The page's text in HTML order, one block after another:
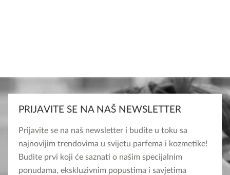
PRIJAVITE SE NA NAŠ NEWSLETTER
Prijavite se na naš newsletter i budite u toku sa
najnovijim trendovima u svijetu parfema i kozmetike!
Budite prvi koji će saznati o našim specijalnim
ponudama, ekskluzivnim popustima i savjetima